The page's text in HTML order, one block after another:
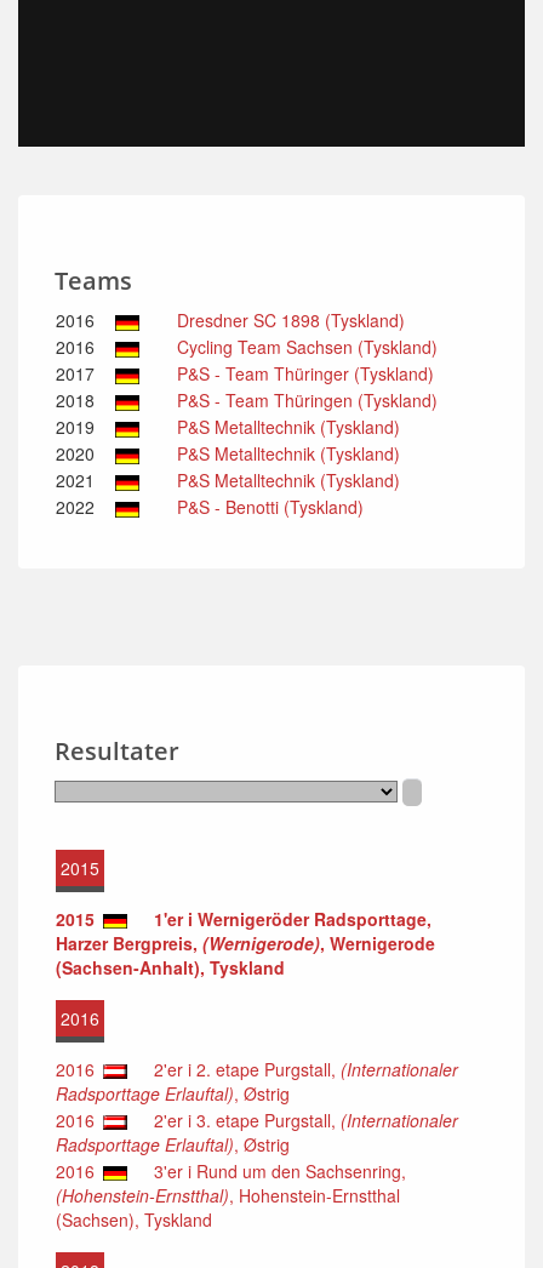
Teams
2016
Dresdner SC 1898 (Tyskland)
2016
Cycling Team Sachsen (Tyskland)
2017
P&S - Team Thüringer (Tyskland)
2018
P&S - Team Thüringen (Tyskland)
2019
P&S Metalltechnik (Tyskland)
2020
P&S Metalltechnik (Tyskland)
2021
P&S Metalltechnik (Tyskland)
2022
P&S - Benotti (Tyskland)
Resultater
2015
2015
1'er i Wernigeröder Radsporttage,
Harzer Bergpreis, (Wernigerode), Wernigerode
(Sachsen-Anhalt), Tyskland
2016
2016 2'er i 2. etape Purgstall, (Internationaler
Radsporttage Erlauftal), Østrig
2016
2'er i 3. etape Purgstall, (Internationaler
Radsporttage Erlauftal), Østrig
2016
3'er i Rund um den Sachsenring,
(Hohenstein-Ernstthal), Hohenstein-Ernstthal
(Sachsen), Tyskland